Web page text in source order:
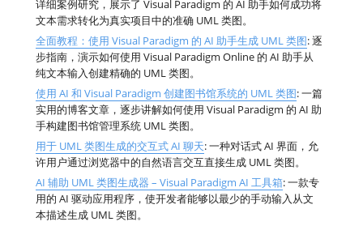
详细案例研究，展示了 Visual Paradigm 的 AI 助手如何成功将
文本需求转化为真实项目中的准确 UML 类图。
全面教程：使用 Visual Paradigm 的 AI 助手生成 UML 类图: 逐
步指南，演示如何使用 Visual Paradigm Online 的 AI 助手从
纯文本输入创建精确的 UML 类图。
使用 AI 和 Visual Paradigm 创建图书馆系统的 UML 类图: 一篇
实用的博客文章，逐步讲解如何使用 Visual Paradigm 的 AI 助
手构建图书馆管理系统 UML 类图。
用于 UML 类图生成的交互式 AI 聊天: 一种对话式 AI 界面，允
许用户通过浏览器中的自然语言交互直接生成 UML 类图。
AI 辅助 UML 类图生成器 – Visual Paradigm AI 工具箱: 一款专
用的 AI 驱动应用程序，使开发者能够以最少的手动输入从文
本描述生成 UML 类图。